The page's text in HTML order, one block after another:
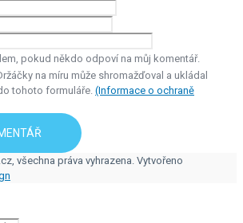
pokud někdo odpoví na můj komentář.
na míru může shromažďoval a ukládal
tohoto formuláře. (Informace o ochraně
všechna práva vyhrazena. Vytvořeno